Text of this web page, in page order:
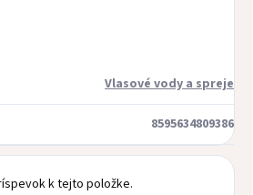
Vlasové vody a spreje
8595634809386
k tejto položke.